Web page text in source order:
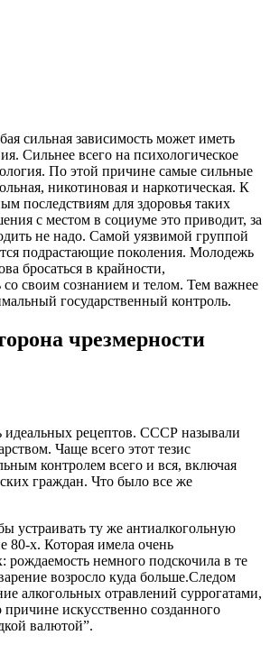
сильная зависимость может иметь
Сильнее всего на психологическое
По этой причине самые сильные
никотиновая и наркотическая. К
последствиям для здоровья таких
с местом в социуме это приводит, за
не надо. Самой уязвимой группой
подрастающие поколения. Молодежь
бросаться в крайности,
со своим сознанием и телом. Тем важнее
государственный контроль.
чрезмерности
рецептов. СССР называли
Чаще всего этот тезис
контролем всего и вся, включая
граждан. Что было все же
устраивать ту же антиалкогольную
80-х. Которая имела очень
рождаемость немного подскочила в те
возросло куда больше.Следом
алкогольных отравлений суррогатами,
искусственно созданного
валютой”.